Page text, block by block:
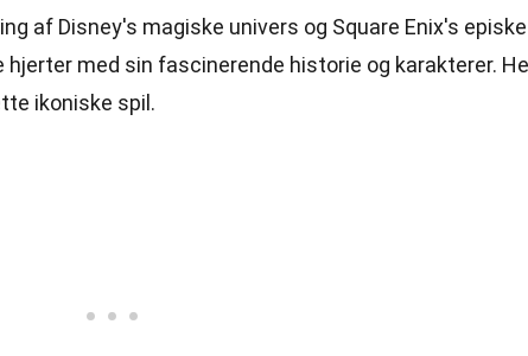
af Disney's magiske univers og Square Enix's episke
med sin fascinerende historie og karakterer.
ikoniske spil.